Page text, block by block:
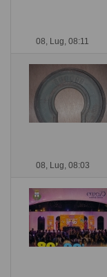
08, Lug, 08:11
08, Lug, 08:03